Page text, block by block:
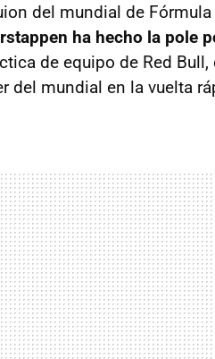
del mundial de
ha hecho la pole
de equipo de Red Bull,
del mundial en la vuelta